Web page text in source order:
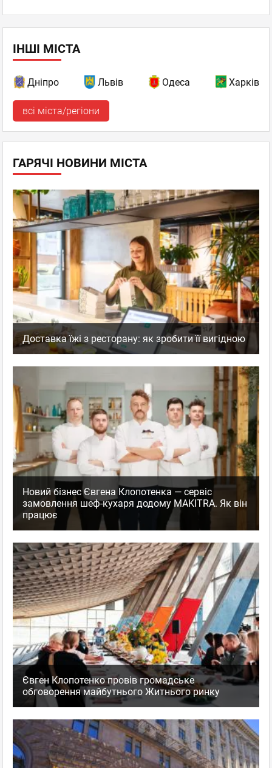
ІНШІ МІСТА
Дніпро Львів Одеса Харків
всі міста/регіони
ГАРЯЧІ НОВИНИ МІСТА
Доставка їжі з ресторану: як зробити її вигідною
Новий бізнес Євгена Клопотенка — сервіс
замовлення шеф-кухаря додому MAKITRA. Як він
працює
Євген Клопотенко провів громадське
обговорення майбутнього Житнього ринку